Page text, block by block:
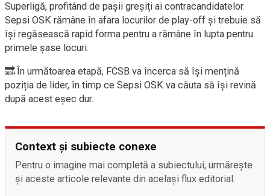
Superligă, profitând de pașii greșiți ai contracandidatelor.
Sepsi OSK rămâne în afara locurilor de play-off și trebuie să
își regăsească rapid forma pentru a rămâne în lupta pentru
primele șase locuri.
🔜 În următoarea etapă, FCSB va încerca să își mențină
poziția de lider, în timp ce Sepsi OSK va căuta să își revină
după acest eșec dur.
Context și subiecte conexe
Pentru o imagine mai completă a subiectului, urmărește
și aceste articole relevante din același flux editorial.